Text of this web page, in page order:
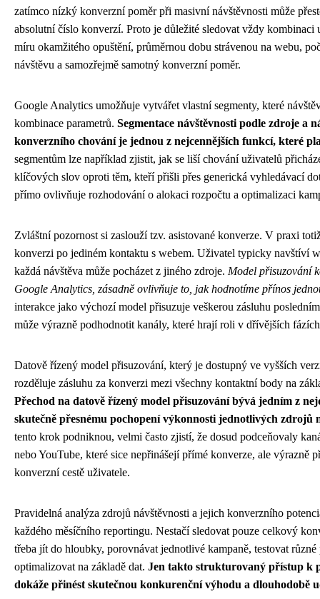
zatímco nízký konverzní poměr při masivní návštěvnosti může
absolutní číslo konverzí. Proto je důležité sledovat vždy kombinaci
míru okamžitého opuštění, průměrnou dobu strávenou na webu,
návštěvu a samozřejmě samotný konverzní poměr.
Google Analytics umožňuje vytvářet vlastní segmenty, které
kombinace parametrů. Segmentace návštěvnosti podle zdroje a
konverzního chování je jednou z nejcennějších funkcí, které
segmentům lze například zjistit, jak se liší chování uživatelů
klíčových slov oproti těm, kteří přišli přes generická vyhledávací
přímo ovlivňuje rozhodování o alokaci rozpočtu a optimalizaci
Zvláštní pozornost si zaslouží tzv. asistované konverze. V praxi
konverzi po jediném kontaktu s webem. Uživatel typicky navštíví
každá návštěva může pocházet z jiného zdroje. Model přisuzování
Google Analytics, zásadně ovlivňuje to, jak hodnotíme přínos
interakce jako výchozí model přisuzuje veškerou zásluhu
může výrazně podhodnotit kanály, které hrají roli v dřívějších
Datově řízený model přisuzování, který je dostupný ve vyšších
rozděluje zásluhu za konverzi mezi všechny kontaktní body na
Přechod na datově řízený model přisuzování bývá jedním z
skutečně přesnému pochopení výkonnosti jednotlivých zdrojů
tento krok podniknou, velmi často zjistí, že dosud podceňovaly
nebo YouTube, které sice nepřinášejí přímé konverze, ale výrazně
konverzní cestě uživatele.
Pravidelná analýza zdrojů návštěvnosti a jejich konverzního
každého měsíčního reportingu. Nestačí sledovat pouze celkový
třeba jít do hloubky, porovnávat jednotlivé kampaně, testovat různé
optimalizovat na základě dat. Jen takto strukturovaný přístup k
dokáže přinést skutečnou konkurenční výhodu a dlouhodobě